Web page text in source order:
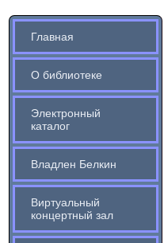
Главная
О библиотеке
Электронный
каталог
Владлен Белкин
Виртуальный
концертный зал